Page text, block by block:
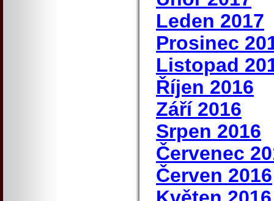
Leden 2017
Prosinec
Listopad
Říjen 2016
Září 2016
Srpen 2016
Červenec
Červen 2016